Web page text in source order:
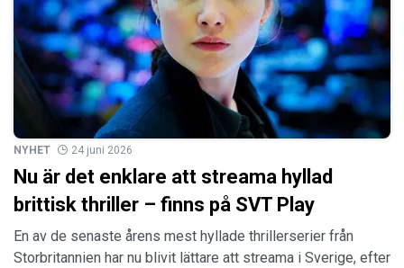
NYHET 24 juni 2026
Nu är det enklare att streama hyllad
brittisk thriller – finns på SVT Play
En av de senaste årens mest hyllade thrillerserier från
Storbritannien har nu blivit lättare att streama i Sverige, efter